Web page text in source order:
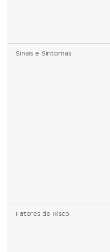
Sinais e Sintomas
Fatores de Risco